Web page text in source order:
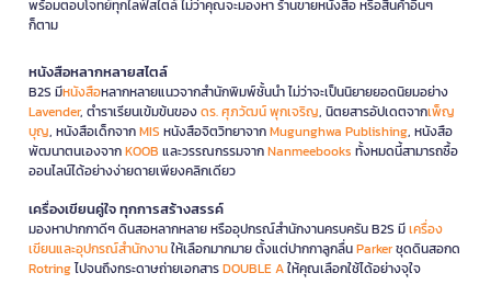
พร้อมตอบโจทย์ทุกไลฟ์สไตล์ ไม่ว่าคุณจะมองหา ร้านขายหนังสือ หรือสินค้าอื่นๆ
ก็ตาม
หนังสือหลากหลายสไตล์
B2S มีหนังสือหลากหลายแนวจากสำนักพิมพ์ชั้นนำ ไม่ว่าจะเป็นนิยายยอดนิยมอย่าง
Lavender, ตำราเรียนเข้มข้นของดร. ศุภวัฒน์ พุกเจริญ, นิตยสารอัปเดตจากเพ็ญ
บุญ, หนังสือเด็กจากMIS หนังสือจิตวิทยาจากMugunghwa Publishing, หนังสือ
พัฒนาตนเองจากKOOB และวรรณกรรมจากNanmeebooks ทั้งหมดนี้สามารถซื้อ
ออนไลน์ได้อย่างง่ายดายเพียงคลิกเดียว
เครื่องเขียนคู่ใจ ทุกการสร้างสรรค์
มองหาปากกาดีๆ ดินสอหลากหลาย หรืออุปกรณ์สำนักงานครบครัน B2S มีเครื่อง
เขียนและอุปกรณ์สำนักงานให้เลือกมากมาย ตั้งแต่ปากกาลูกลื่นParkerชุดดินสอกด
Rotringไปจนถึงกระดาษถ่ายเอกสารDOUBLE Aให้คุณเลือกใช้ได้อย่างจุใจ